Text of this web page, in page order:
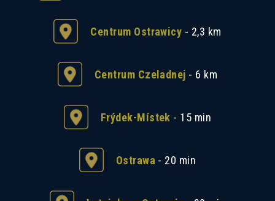
Centrum Ostrawicy - 2,3 km
Centrum Czeladnej - 6 km
Frýdek-Místek - 15 min
Ostrawa - 20 min